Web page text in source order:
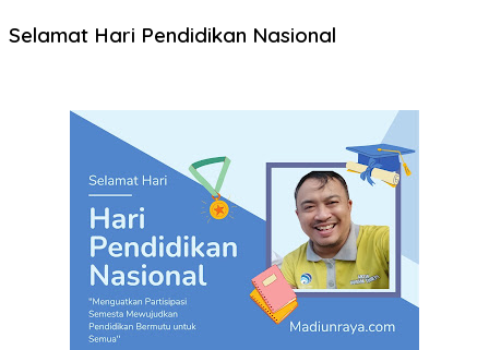
Selamat Hari Pendidikan Nasional